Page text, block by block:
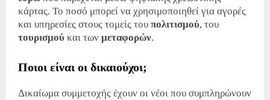
κάρτας. Το ποσό μπορεί να χρησιμοποιηθεί για αγορές
και υπηρεσίες στους τομείς του πολιτισμού, του
τουρισμού και των μεταφορών.
Ποιοι είναι οι δικαιούχοι;
Δικαίωμα συμμετοχής έχουν οι νέοι που συμπληρώνουν